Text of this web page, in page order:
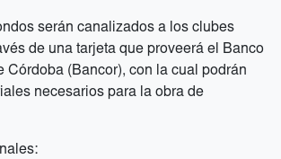
serán canalizados a los clubes
de una tarjeta que proveerá el Banco
Córdoba (Bancor), con la cual podrán
necesarios para la obra de